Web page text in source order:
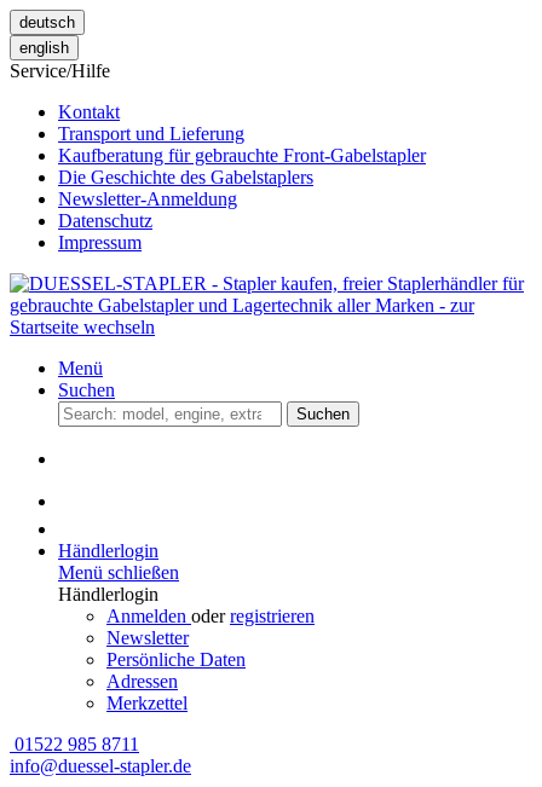
deutsch
english
Service/Hilfe
Kontakt
Transport und Lieferung
Kaufberatung für gebrauchte Front-Gabelstapler
Die Geschichte des Gabelstaplers
Newsletter-Anmeldung
Datenschutz
Impressum
Menü
Suchen
Suchen
Händlerlogin
Menü schließen
Händlerlogin
Anmelden oderregistrieren
Newsletter
Persönliche Daten
Adressen
Merkzettel
01522 985 8711
info@duessel-stapler.de